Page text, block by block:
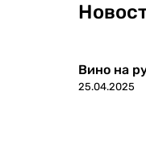
Вино на
25.04.2025